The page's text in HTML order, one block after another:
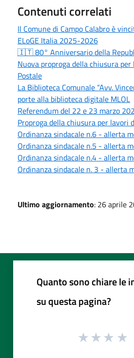
Contenuti correlati
Il Comune di Campo Calabro è
ELoGE Italia 2025-2026
🇮🇹 80° Anniversario della
Nuova proproga della chiusura
Postale
La Biblioteca Comunale “Avv.
porte alla biblioteca digitale MLOL
Referendum del 22 e 23 marzo
Proproga della chiusura per lavori
Ordinanza sindacale n.6 - allerta
Ordinanza sindacale n.5 - allerta
Ordinanza sindacale n.4 - allerta
Ordinanza sindacale n. 3 - allerta
Ultimo aggiornamento: 26 aprile
Quanto sono chiare le
su questa pagina?